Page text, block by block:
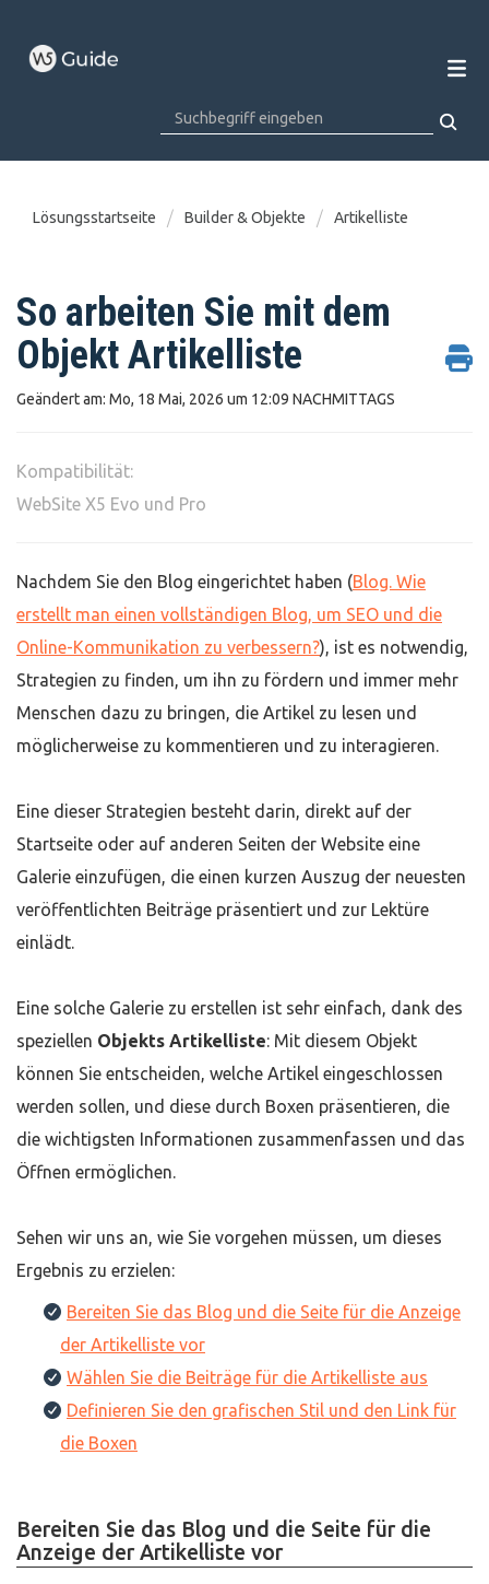
Lösungsstartseite Builder & Objekte Artikelliste
So arbeiten Sie mit dem
Objekt Artikelliste
Geändert am: Mo, 18 Mai, 2026 um 12:09 NACHMITTAGS
Kompatibilität:
WebSite X5 Evo und Pro
Nachdem Sie den Blog eingerichtet haben (Blog. Wie
erstellt man einen vollständigen Blog, um SEO und die
Online-Kommunikation zu verbessern?), ist es notwendig,
Strategien zu finden, um ihn zu fördern und immer mehr
Menschen dazu zu bringen, die Artikel zu lesen und
möglicherweise zu kommentieren und zu interagieren.
Eine dieser Strategien besteht darin, direkt auf der
Startseite oder auf anderen Seiten der Website eine
Galerie einzufügen, die einen kurzen Auszug der neuesten
veröffentlichten Beiträge präsentiert und zur Lektüre
einlädt.
Eine solche Galerie zu erstellen ist sehr einfach, dank des
speziellen Objekts Artikelliste: Mit diesem Objekt
können Sie entscheiden, welche Artikel eingeschlossen
werden sollen, und diese durch Boxen präsentieren, die
die wichtigsten Informationen zusammenfassen und das
Öffnen ermöglichen.
Sehen wir uns an, wie Sie vorgehen müssen, um dieses
Ergebnis zu erzielen:
Bereiten Sie das Blog und die Seite für die Anzeige
der Artikelliste vor
Wählen Sie die Beiträge für die Artikelliste aus
Definieren Sie den grafischen Stil und den Link für
die Boxen
Bereiten Sie das Blog und die Seite für die
Anzeige der Artikelliste vor